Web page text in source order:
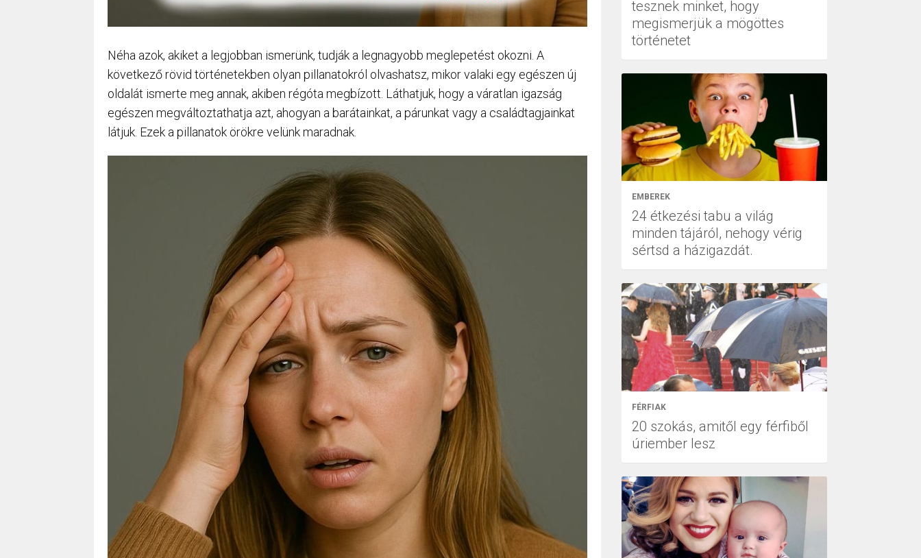
Néha azok, akiket a legjobban ismerünk, tudják a legnagyobb meglepetést okozni. A
következő rövid történetekben olyan pillanatokról olvashatsz, mikor valaki egy egészen új
oldalát ismerte meg annak, akiben régóta megbízott. Láthatjuk, hogy a váratlan igazság
egészen megváltoztathatja azt, ahogyan a barátainkat, a párunkat vagy a családtagjainkat
látjuk. Ezek a pillanatok örökre velünk maradnak.
tesznek minket, hogy
megismerjük a mögöttes
történetet
EMBEREK
24 étkezési tabu a világ
minden tájáról, nehogy vérig
sértsd a házigazdát.
FÉRFIAK
20 szokás, amitől egy férfiből
úriember lesz